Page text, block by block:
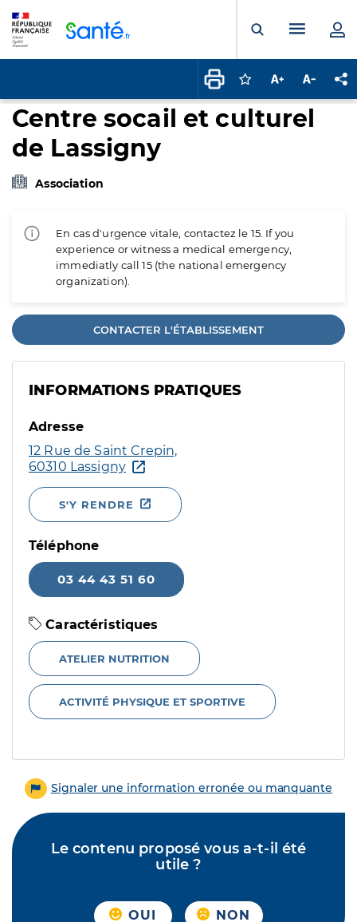
Ouvrir laMenu
Connectez-vous
Augmenter la
Centre socail et culturel
de Lassigny
Association
En cas d'urgence vitale, contactez le 15. If you
experience or witness a medical emergency,
immediatly call 15 (the national emergency
organization).
CONTACTER L'ÉTABLISSEMENT
INFORMATIONS PRATIQUES
Adresse
12 Rue de Saint Crepin,
60310 Lassigny
S'Y RENDRE
Téléphone
03 44 43 51 60
Caractéristiques
ATELIER NUTRITION
ACTIVITÉ PHYSIQUE ET SPORTIVE
Signaler une information erronée ou manquante
Le contenu proposé vous a-t-il été
utile ?
OUI NON